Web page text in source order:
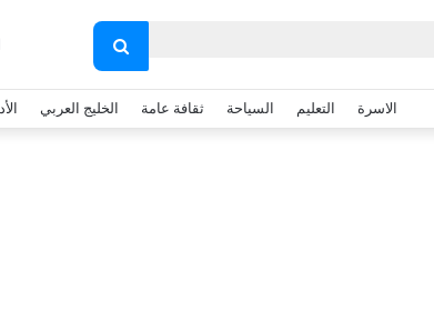
بحث
عن
الاسرة التعليم السياحة ثقافة عامة الخليج العربي